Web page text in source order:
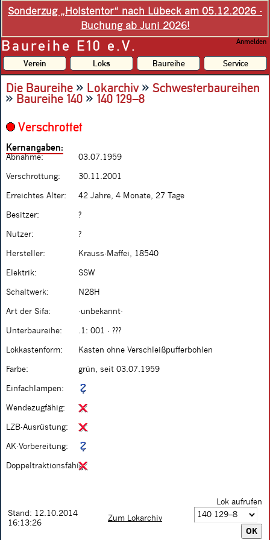
Sonderzug „Holstentor“ nach Lübeck am 05.12.2026 -
Buchung ab Juni 2026!
Baureihe E10 e.V. Anmelden
Verein Loks Baureihe Service
Die Baureihe » Lokarchiv» Schwesterbaureihen
»Baureihe 140 »140 129–8
Verschrottet
Kernangaben:
Abnahme: 03.07.1959
Verschrottung: 30.11.2001
Erreichtes Alter: 42 Jahre, 4 Monate, 27 Tage
Besitzer: ?
Nutzer: ?
Hersteller: Krauss-Maffei, 18540
Elektrik: SSW
Schaltwerk: N28H
Art der Sifa: -unbekannt-
Unterbaureihe: .1: 001 - ???
Lokkastenform: Kasten ohne Verschleißpufferbohlen
Farbe: grün, seit 03.07.1959
Einfachlampen:
Wendezugfähig:
LZB-Ausrüstung:
AK-Vorbereitung:
Doppeltraktionsfähig:
Stand: 12.10.2014
16:13:26
Zum Lokarchiv
Lok aufrufen